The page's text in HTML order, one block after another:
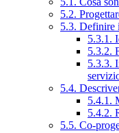
5.2.
5.3. Definire
5.3.1.
5.3.2.
5.3.3.
5.4.
5.4.1.
5.4.2.
5.5. Co-